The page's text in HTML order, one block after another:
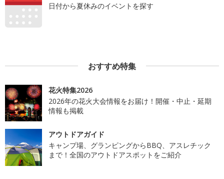
日付から夏休みのイベントを探す
おすすめ特集
花火特集2026
2026年の花火大会情報をお届け！開催・中止・延期
情報も掲載
アウトドアガイド
キャンプ場、グランピングからBBQ、アスレチック
まで！全国のアウトドアスポットをご紹介